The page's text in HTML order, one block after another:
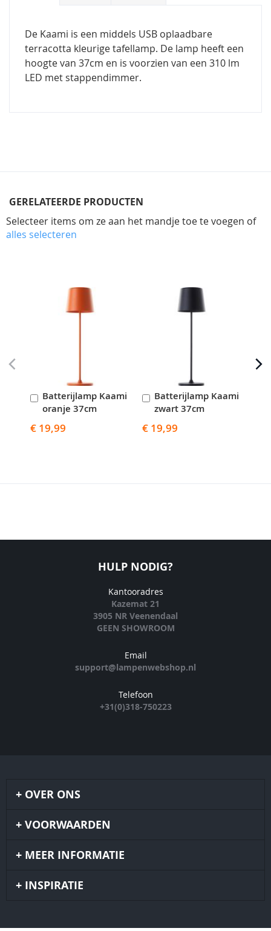
De Kaami is een middels USB oplaadbare
terracotta kleurige tafellamp. De lamp heeft een
hoogte van 37cm en is voorzien van een 310 lm
LED met stappendimmer.
GERELATEERDE PRODUCTEN
Selecteer items om ze aan het mandje toe te voegen of
alles selecteren
Batterijlamp Kaami
oranje 37cm
€ 19,99
In
Winkelwagen
Batterijlamp Kaami
zwart 37cm
€ 19,99
In
Winkelwagen
HULP NODIG?
Kantooradres
Kazemat 21
3905 NR Veenendaal
GEEN SHOWROOM
Email
support@lampenwebshop.nl
Telefoon
+31(0)318-750223
OVER ONS
VOORWAARDEN
MEER INFORMATIE
INSPIRATIE